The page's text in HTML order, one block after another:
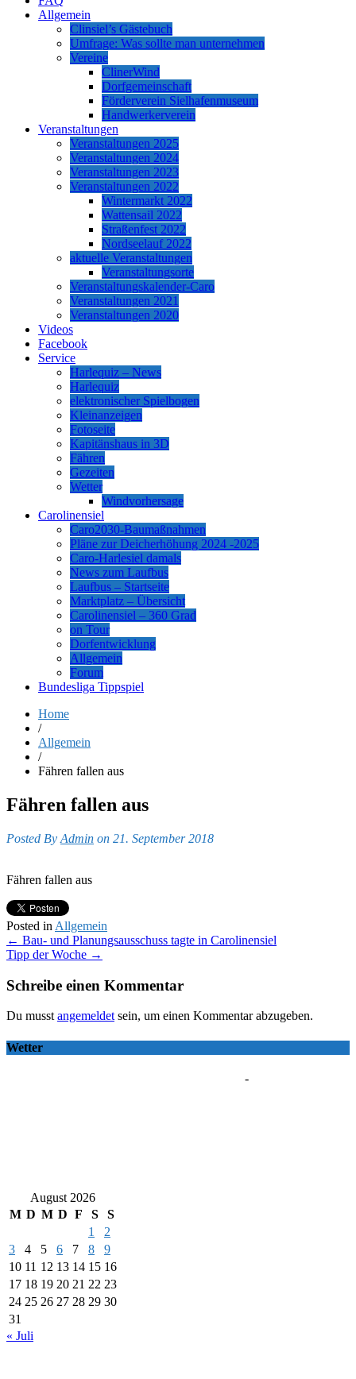
Allgemein
Clinsiel’s Gästebuch
Umfrage: Was sollte man unternehmen
Vereine
ClinerWind
Dorfgemeinschaft
Förderverein Sielhafenmuseum
Handwerkerverein
Veranstaltungen
Veranstaltungen 2025
Veranstaltungen 2024
Veranstaltungen 2023
Veranstaltungen 2022
Wintermarkt 2022
Wattensail 2022
Straßenfest 2022
Nordseelauf 2022
aktuelle Veranstaltungen
Veranstaltungsorte
Veranstaltungskalender-Caro
Veranstaltungen 2021
Veranstaltungen 2020
Videos
Facebook
Service
Harlequiz – News
Harlequiz
elektronischer Spielbogen
Kleinanzeigen
Fotoseite
Kapitänshaus in 3D
Fähren
Gezeiten
Wetter
Windvorhersage
Carolinensiel
Caro2030-Baumaßnahmen
Pläne zur Deicherhöhung 2024 -2025
Caro-Harlesiel damals
News zum Laufbus
Laufbus – Startseite
Marktplatz – Übersicht
Carolinensiel – 360 Grad
on Tour
Dorfentwicklung
Allgemein
Forum
Bundesliga Tippspiel
Home
/
Allgemein
/
Fähren fallen aus
Fähren fallen aus
Posted By Admin on 21. September 2018
Fähren fallen aus
Posted in Allgemein
Post
navigation
← Bau- und Planungsausschuss tagte in Carolinensiel
Tipp der Woche →
Schreibe einen Kommentar
Du musst angemeldet sein, um einen Kommentar abzugeben.
Wetter
-
August 2026
M D M D F S
S
1
2
3
4 5 6 7 8
9
10 11 12 13 14 15 16
17 18 19 20 21 22 23
24 25 26 27 28 29 30
31
« Juli